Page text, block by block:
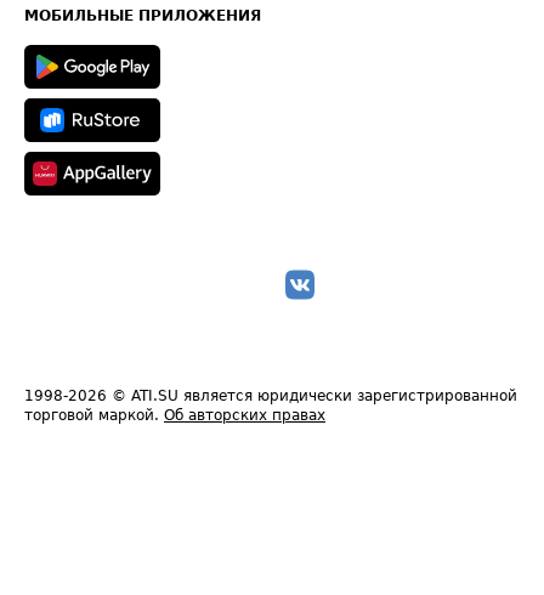
Техническая информация
МОБИЛЬНЫЕ ПРИЛОЖЕНИЯ
1998-2026 © ATI.SU является юридически зарегистрированной
торговой маркой. Об авторских правах